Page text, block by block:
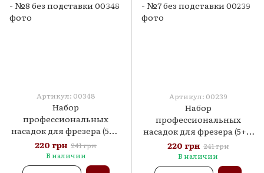
Артикул: 00348
Набор
профессиональных
насадок для фрезера (5+1)
- №8 без подставки
220 грн 241 грн
В наличии
Артикул: 00239
Набор
профессиональных
насадок для фрезера (5+1)
- №7 без подставки
220 грн 241 грн
В наличии